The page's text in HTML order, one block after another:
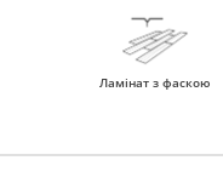
Ламінат з фаскою